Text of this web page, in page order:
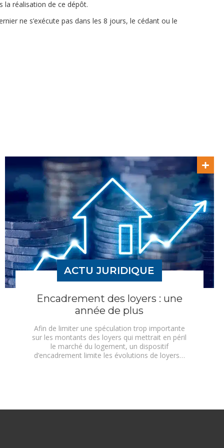
la réalisation de ce dépôt.
ne s’exécute pas dans les 8 jours, le cédant ou le
ACTU JURIDIQUE
Encadrement des loyers : une
année de plus
Afin de limiter une spéculation trop importante
sur les montants des loyers qui mettrait en péril
le marché du logement, un dispositif
d’encadrement limite les évolutions de loyers…